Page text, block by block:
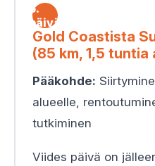
5.
päivä
Gold Coastista
(85 km, 1,5 tuntia
Pääkohde:
alueelle,
tutkiminen
Viides päivä on